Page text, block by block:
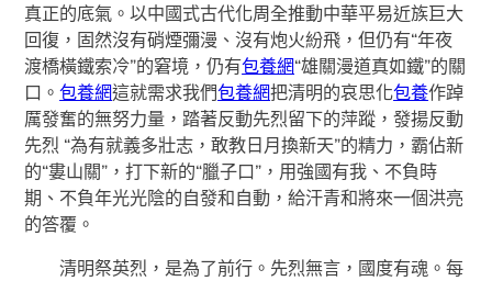
真正的底氣。以中國式古代化周全推動中華平易近族巨大
回復，固然沒有硝煙彌漫、沒有炮火紛飛，但仍有“年夜
渡橋橫鐵索冷”的窘境，仍有包養網“雄關漫道真如鐵”的關
口。包養網這就需求我們包養網把清明的哀思化包養作踔
厲發奮的無努力量，踏著反動先烈留下的萍蹤，發揚反動
先烈 “為有就義多壯志，敢教日月換新天”的精力，霸佔新
的“婁山關”，打下新的“臘子口”，用強國有我、不負時
期、不負年光光陰的自發和自動，給汗青和將來一個洪亮
的答覆。
清明祭英烈，是為了前行。先烈無言，國度有魂。每